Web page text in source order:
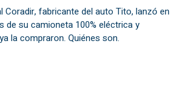
Coradir, fabricante del auto Tito, lanzó en
de su camioneta 100% eléctrica y
la compraron. Quiénes son.